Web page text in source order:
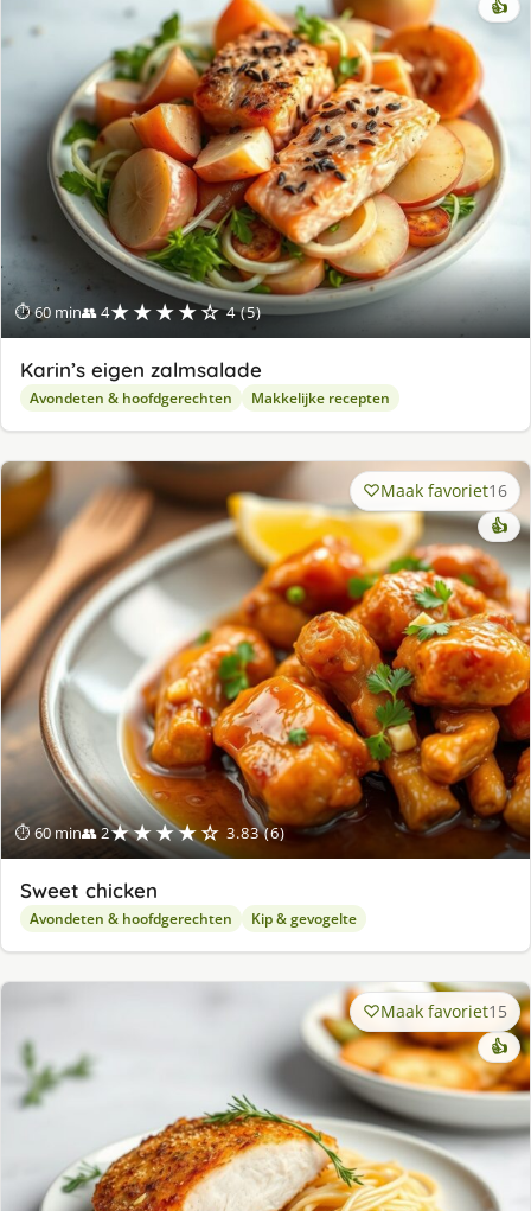
⏱ 60 min👥 4★★★★☆ 4 (5)
👍
Karin’s eigen zalmsalade
Avondeten & hoofdgerechten Makkelijke recepten
⏱ 60 min👥 2★★★★☆ 3.83 (6)
Maak favoriet16
👍
Sweet chicken
Avondeten & hoofdgerechten Kip & gevogelte
Maak favoriet15
👍